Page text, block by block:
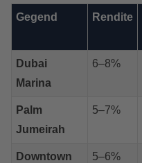
Gegend Rendite
Dubai
Marina
6–8%
Palm
Jumeirah
5–7%
Downtown 5–6%